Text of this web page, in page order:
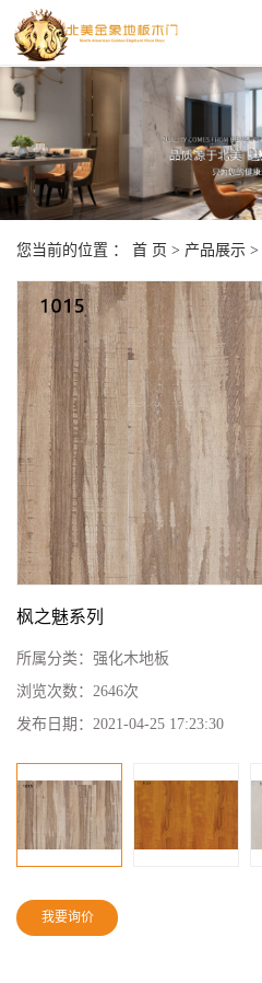
您当前的位置 ： 首 页 > 产品展示 >
枫之魅系列
所属分类： 强化木地板
浏览次数： 2646次
发布日期： 2021-04-25 17:23:30
我要询价